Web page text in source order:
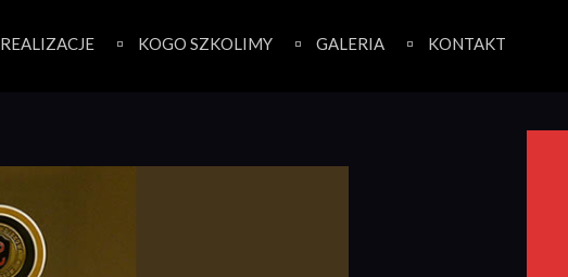
REALIZACJE KOGO SZKOLIMY GALERIA KONTAKT